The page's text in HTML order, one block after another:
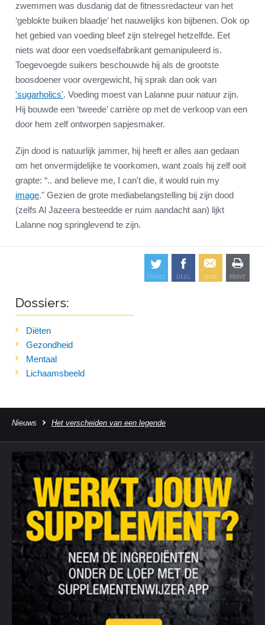
zwemmen was dusdanig dat de fitnessredacteur van het
‘geblokte buiken blaadje’ het nauwelijks kon bijbenen. Ook op
het gebied van voeding bleef zijn stelregel hetzelfde. Eet
niets wat door een voedselfabrikant gemanipuleerd is.
Toegevoegde suikers beschouwde hij als de grootste
boosdoener voor overgewicht, hij sprak dan ook van
'sugarholics'. Voeding moest van Lalanne puur natuur zijn.
Hij bouwde een ‘tweede’ carrière op met de verkoop van een
door hem zelf ontworpen sapjesmaker.
Zijn dood is natuurlijk jammer, hij heeft er alles aan gedaan
om het onvermijdelijke te voorkomen, want zoals hij zelf ooit
grapte: “.. and believe me, I can't die, it would ruin my
image." Gezien de grote mediabelangstelling bij zijn dood
(zelfs Al Jazeera besteedde er ruim aandacht aan) lijkt
Lalanne nog springlevend te zijn.
Dossiers:
Diëten
Gezondheid
Mentaal
Lichaamsbeeld
Nieuws Het verscheiden van een legende